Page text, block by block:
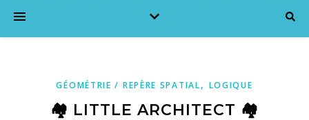
GÉOMÉTRIE / REPÈRE SPATIAL, LOGIQUE
🏘 LITTLE ARCHITECT 🏘